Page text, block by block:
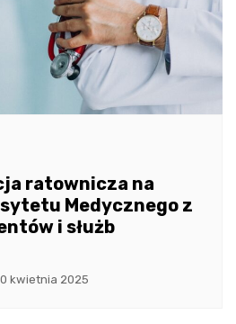
ratownicza na
Medycznego z
i służb
kwietnia 2025